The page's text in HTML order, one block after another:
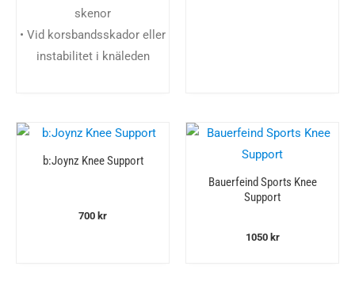
skenor
• Vid korsbandsskador eller
instabilitet i knäleden
b:Joynz Knee Support
700 kr
Bauerfeind Sports Knee
Support
1050 kr